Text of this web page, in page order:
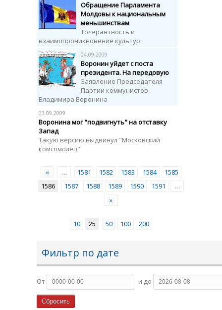
Обращение Парламента
Молдовы к национальным
меньшинствам
Толерантность и
взаимопроникновение культур
04.09.2009
Воронин уйдет с поста
президента. На передовую
Заявление Председателя
Партии коммунистов
Владимира Воронина
03.09.2009
Воронина мог "подвигнуть" на отставку
Запад
Такую версию выдвинул "Московский
комсомолец"
« … 1581 1582 1583 1584
1585
1586
1587 1588 1589 1590 1591
…
»
10 25 50 100 200
Фильтр по дате
От и до